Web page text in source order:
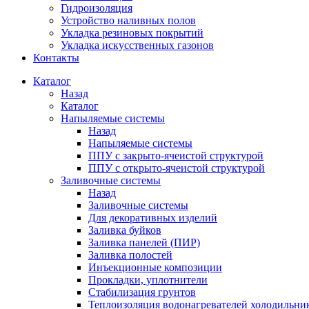
Гидроизоляция
Устройство наливных полов
Укладка резиновых покрытий
Укладка искусственных газонов
Контакты
Каталог
Назад
Каталог
Напыляемые системы
Назад
Напыляемые системы
ППУ с закрыто-ячеистой структурой
ППУ с открыто-ячеистой структурой
Заливочные системы
Назад
Заливочные системы
Для декоративных изделий
Заливка буйков
Заливка панелей (ПИР)
Заливка полостей
Инъекционные композиции
Прокладки, уплотнители
Стабилизация грунтов
Теплоизоляция водонагревателей